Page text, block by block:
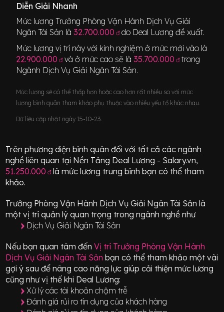
Diễn Giải Nhanh
Mức lươngTrưởng Phòng Vận Hành Dịch Vụ Giải
Ngân Tài Sản là32.700.000 đdo Deal Lương đề xuất.
Mức lương vị trí này với kinh nghiệm ở mức mới vào là
22.900.000 đ và ở mức cao sẽ là35.700.000 đ trong
Ngành Dịch Vụ Giải Ngân Tài Sản.
Mức lương sẽ có thể thấp hơn hoặc cao hơn rất nhiều so với mức
lương bình quân tham khảo phụ thuộc vào nhiều yếu tố khác nhau.
Dữ liệu cập nhật ngày 15-10-23.
Trên phương diện bình quân đối với tất cả các ngành
nghề liên quan tại Nền Tảng Deal Lương - Salary.vn,
51.250.000 đlà mức lương trung bình bạn có thể tham
khảo.
Trưởng Phòng Vận Hành Dịch Vụ Giải Ngân Tài Sản là
một vị tríquản lý quan trọng trong ngành nghề như
Dịch Vụ Giải Ngân Tài Sản
Nếu bạn quan tâm đến Vị trí Trưởng Phòng Vận Hành
Dịch Vụ Giải Ngân Tài Sản bạn có thể tham khảo một vài
gợi ý sau để nâng cao năng lực giúp cải thiện mức lương
cũng như vị thế khi Deal Lương:
Xử lý các tài khoản chậm trễ
Đánh giá rủi ro tín dụng của khách hàng